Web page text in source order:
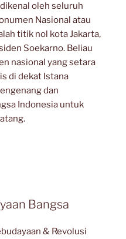
oleh seluruh
Nasional atau
titik nol kota Jakarta,
Soekarno. Beliau
nasional yang setara
di dekat Istana
dan
Indonesia untuk
Bangsa
& Revolusi